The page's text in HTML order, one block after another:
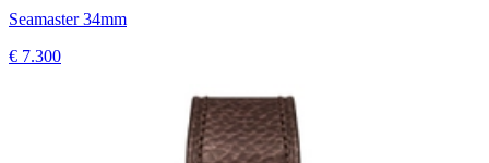
Seamaster 34mm
€ 7.300